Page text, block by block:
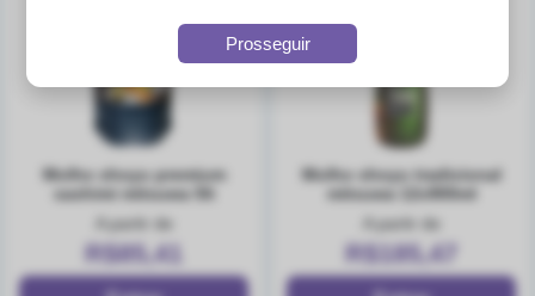
Prosseguir
molho shoyu premium
sashimi mitsuwa 5lt
A partir de
R$85,41
molho shoyu tradicional
mitsuwa 12x900ml
A partir de
R$185,47